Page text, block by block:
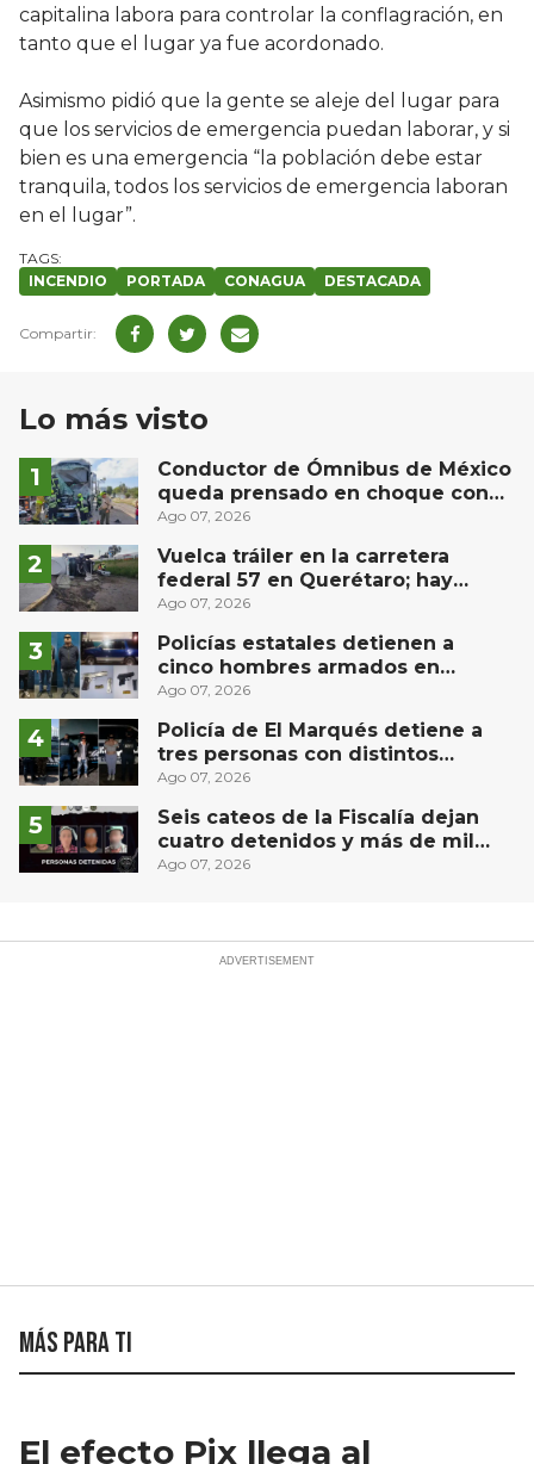
capitalina labora para controlar la conflagración, en
tanto que el lugar ya fue acordonado.
Asimismo pidió que la gente se aleje del lugar para
que los servicios de emergencia puedan laborar, y si
bien es una emergencia “la población debe estar
tranquila, todos los servicios de emergencia laboran
en el lugar”.
INCENDIO PORTADA CONAGUA DESTACADA
Lo más visto
Conductor de Ómnibus de México
queda prensado en choque con
materialista en San Juan del Río
Ago 07, 2026
Vuelca tráiler en la carretera
federal 57 en Querétaro; hay
derrame de combustible
Ago 07, 2026
Policías estatales detienen a
cinco hombres armados en
Puebla capital
Ago 07, 2026
Policía de El Marqués detiene a
tres personas con distintos
narcóticos
Ago 07, 2026
Seis cateos de la Fiscalía dejan
cuatro detenidos y más de mil
dosis aseguradas en Querétaro
Ago 07, 2026
Más para ti
El efecto Pix llega al